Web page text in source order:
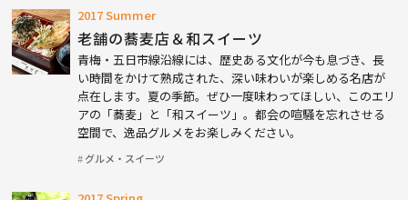
2017 Summer
老舗の蕎麦店＆和スイーツ
青梅・五日市線沿線には、歴史ある文化が今も息づき、長
い時間をかけて熟成された、深い味わいが楽しめる名店が
点在します。夏の季節。ぜひ一度味わってほしい、このエリ
アの「蕎麦」と「和スイーツ」。都会の喧騒を忘れさせる
空間で、逸品グルメをお楽しみください。
グルメ・スイーツ